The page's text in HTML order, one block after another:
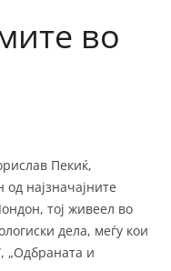
во
Пекиќ,
најзначајните
тој живеел во
дела, меѓу кои
„Одбраната и